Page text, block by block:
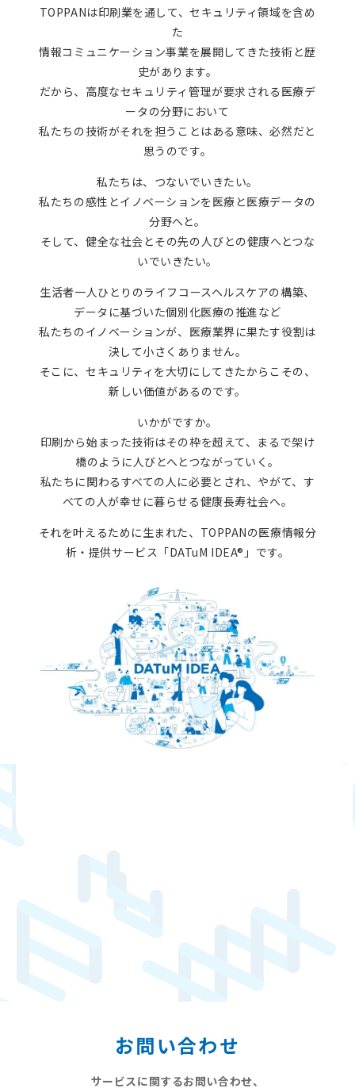
TOPPANは印刷業を通して、セキュリティ領域を含め
た
情報コミュニケーション事業を展開してきた技術と歴
史があります。
だから、高度なセキュリティ管理が要求される医療デ
ータの分野において
私たちの技術がそれを担うことはある意味、必然だと
思うのです。
私たちは、つないでいきたい。
私たちの感性とイノベーションを医療と医療データの
分野へと。
そして、健全な社会とその先の人びとの健康へとつな
いでいきたい。
生活者一人ひとりのライフコースヘルスケアの構築、
データに基づいた個別化医療の推進など
私たちのイノベーションが、医療業界に果たす役割は
決して小さくありません。
そこに、セキュリティを大切にしてきたからこその、
新しい価値があるのです。
いかがですか。
印刷から始まった技術はその枠を超えて、まるで架け
橋のように人びとへとつながっていく。
私たちに関わるすべての人に必要とされ、やがて、す
べての人が幸せに暮らせる健康長寿社会へ。
それを叶えるために生まれた、TOPPANの医療情報分
析・提供サービス「DATuM IDEA®」です。
お問い合わせ
サービスに関するお問い合わせ、